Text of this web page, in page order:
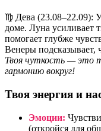
♍️ Дева
доме. Луна усиливает
помогает глубже
Венеры подсказывает,
Твоя чуткость — это
гармонию вокруг!
Твоя энергия и
Эмоции:
(откройся для